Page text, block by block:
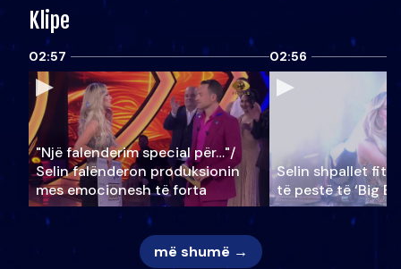
Klipe
02:57
"Një falenderim special për…"/
Selin falënderon produksionin
mes emocionesh të forta
02:56
Selin shpallet
të pestë të ‘Big
më shumë →